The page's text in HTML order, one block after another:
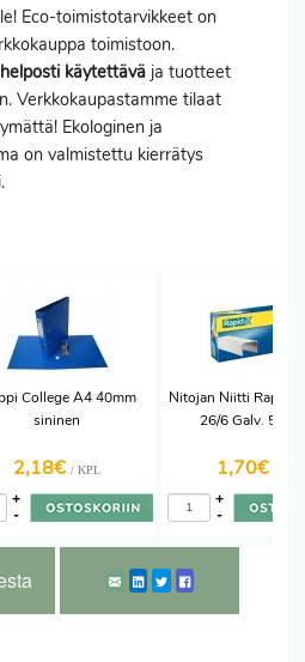
Eco-toimistotarvikkeet on
toimistoon.
helposti käytettävä ja tuotteet
Verkkokaupastamme tilaat
Ekologinen ja
on valmistettu kierrätys
College A4 40mm
sininen
2,18€ / KPL
-
+
Nitojan Niitti Rapid
26/6 Galv.
1,70€
-
+